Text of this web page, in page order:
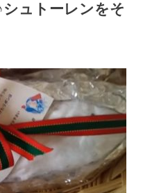
ュトーレンをそ